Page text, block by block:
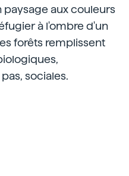
aux couleurs
à l'ombre d'un
forêts remplissent
sociales.